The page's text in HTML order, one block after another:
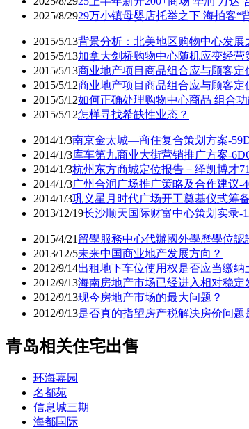
2025/8/2929万小镇母婴店托举之下 海拍客“
2015/5/13背景分析：北美地区购物中心发展
2015/5/13加拿大剑桥购物中心随机应变经营
2015/5/13商业地产项目商品组合应与顾客定
2015/5/12商业地产项目商品组合应与顾客定
2015/5/12如何正确处理购物中心商品 组合
2015/5/12怎样寻找希缺性业态？
2014/1/3南京金太城—商住复合策划方案-
2014/1/3库车第九商业大街营销推广方案-
2014/1/3杭州东方商城定位报告－绎凯博才
2014/1/3广州合润广场推广策略及合作建议-
2014/1/3巩义星月时代广场开工奠基仪式筹
2013/12/19长沙顺天国际财富中心策划实录-
2015/4/21 留學服務中心代辦國外學歷學位
2013/12/5未来中国商业地产发展方向？
2012/9/14出租地下车位使用权是否应当缴纳
2012/9/13海南房地产市场已经进入相对稳定
2012/9/13现今房地产市场的最大问题？
2012/9/13是否真的指望房产税解决房价问
青岛相关住宅出售
环海嘉园
名都苑
信息城三期
海都国际